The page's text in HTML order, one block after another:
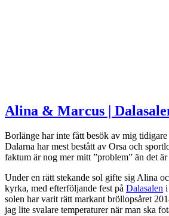
Alina & Marcus |
Borlänge har inte fått besök av mig
Dalarna har mest bestått av Orsa och
faktum är nog mer mitt ”problem” än det
Under en rätt stekande sol gifte sig Alina
kyrka, med efterföljande fest på Dalasalen i
solen har varit rätt markant bröllopsåret
jag lite svalare temperaturer när man ska